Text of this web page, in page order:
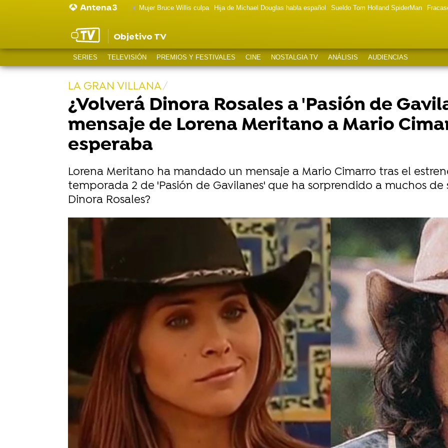
Mujer Bruce Willis culpa Hija de Michael Douglas habla español Sueldo Tom Holland SpiderMan
Objetivo TV
SERIES TELEVISIÓN PREMIOS Y FESTIVALES CINE NOSTALGIA TV ANÁLISIS AUDIENCIAS
LA GRAN VILLANA
¿Volverá Dinora Rosales a 'Pasión de
mensaje de Lorena Meritano a Mario
esperaba
Lorena Meritano ha mandado un mensaje a Mario Cimarro tras el
temporada 2 de 'Pasión de Gavilanes' que ha sorprendido a muchos de
Dinora Rosales?
J. Carlos López Ruedas
Madrid
21 de octubre de 2021, 17:47
WhatsappFacebook
X
Más información Pasión de Gavilanes ' estrenará la temporada 2de